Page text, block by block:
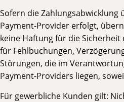
Sofern die Zahlungsabwicklung
Payment-Provider erfolgt,
keine Haftung für die
für Fehlbuchungen,
Störungen, die im
Payment-Providers liegen,
Für gewerbliche Kunden gilt: